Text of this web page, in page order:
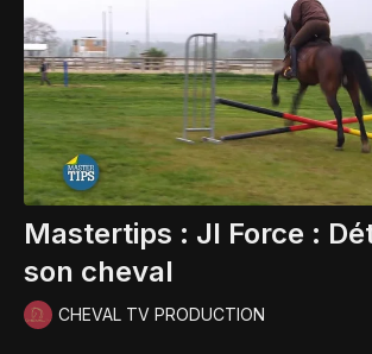
Mastertips : Jl Force :
son cheval
CHEVAL TV PRODUCTION